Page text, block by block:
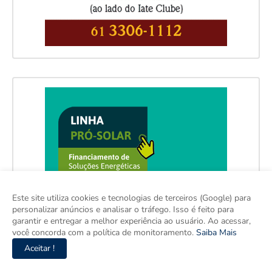
Este site utiliza cookies e tecnologias de terceiros (Google) para
personalizar anúncios e analisar o tráfego. Isso é feito para
garantir e entregar a melhor experiência ao usuário. Ao acessar,
você concorda com a política de monitoramento. Saiba Mais
Aceitar !